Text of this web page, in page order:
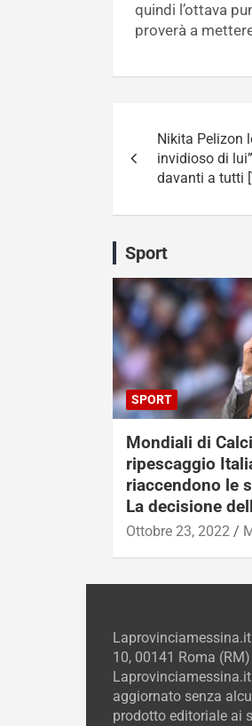
quindi l’ottava
proverà a
articoli
Nikita Pelizon
invidioso di
davanti a tutti
Sport
SPORT
Mondiali di
ripescaggio
riaccendono le
La decisione
Ottobre 23, 2022
10, 00141 Roma
aggiornato senza
prodotto editoriale ai